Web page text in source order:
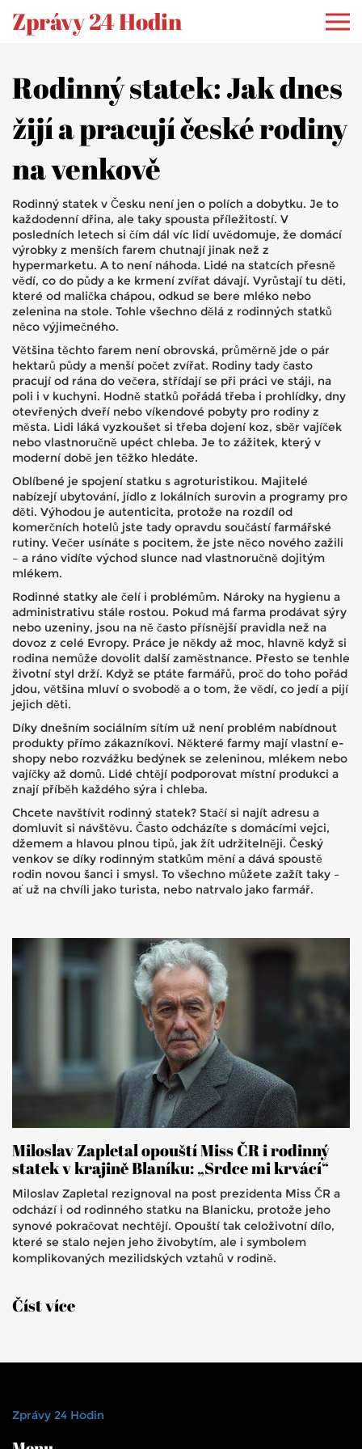
Zprávy 24 Hodin
Rodinný statek: Jak dnes
žijí a pracují české rodiny
na venkově
Rodinný statek v Česku není jen o polích a dobytku. Je to
každodenní dřina, ale taky spousta příležitostí. V
posledních letech si čím dál víc lidí uvědomuje, že domácí
výrobky z menších farem chutnají jinak než z
hypermarketu. A to není náhoda. Lidé na statcích přesně
vědí, co do půdy a ke krmení zvířat dávají. Vyrůstají tu děti,
které od malička chápou, odkud se bere mléko nebo
zelenina na stole. Tohle všechno dělá z rodinných statků
něco výjimečného.
Většina těchto farem není obrovská, průměrně jde o pár
hektarů půdy a menší počet zvířat. Rodiny tady často
pracují od rána do večera, střídají se při práci ve stáji, na
poli i v kuchyni. Hodně statků pořádá třeba i prohlídky, dny
otevřených dveří nebo víkendové pobyty pro rodiny z
města. Lidi láká vyzkoušet si třeba dojení koz, sběr vajíček
nebo vlastnoručně upéct chleba. Je to zážitek, který v
moderní době jen těžko hledáte.
Oblíbené je spojení statku s agroturistikou. Majitelé
nabízejí ubytování, jídlo z lokálních surovin a programy pro
děti. Výhodou je autenticita, protože na rozdíl od
komerčních hotelů jste tady opravdu součástí farmářské
rutiny. Večer usínáte s pocitem, že jste něco nového zažili
– a ráno vidíte východ slunce nad vlastnoručně dojitým
mlékem.
Rodinné statky ale čelí i problémům. Nároky na hygienu a
administrativu stále rostou. Pokud má farma prodávat sýry
nebo uzeniny, jsou na ně často přísnější pravidla než na
dovoz z celé Evropy. Práce je někdy až moc, hlavně když si
rodina nemůže dovolit další zaměstnance. Přesto se tenhle
životní styl drží. Když se ptáte farmářů, proč do toho pořád
jdou, většina mluví o svobodě a o tom, že vědí, co jedí a pijí
jejich děti.
Díky dnešním sociálním sítím už není problém nabídnout
produkty přímo zákazníkovi. Některé farmy mají vlastní e-
shopy nebo rozvážku bedýnek se zeleninou, mlékem nebo
vajíčky až domů. Lidé chtějí podporovat místní produkci a
znají příběh každého sýra i chleba.
Chcete navštívit rodinný statek? Stačí si najít adresu a
domluvit si návštěvu. Často odcházíte s domácími vejci,
džemem a hlavou plnou tipů, jak žít udržitelněji. Český
venkov se díky rodinným statkům mění a dává spoustě
rodin novou šanci i smysl. To všechno můžete zažít taky –
ať už na chvíli jako turista, nebo natrvalo jako farmář.
Miloslav Zapletal opouští Miss ČR i rodinný
statek v krajině Blaníku: „Srdce mi krvácí“
Miloslav Zapletal rezignoval na post prezidenta Miss ČR a
odchází i od rodinného statku na Blanicku, protože jeho
synové pokračovat nechtějí. Opouští tak celoživotní dílo,
které se stalo nejen jeho živobytím, ale i symbolem
komplikovaných mezilidských vztahů v rodině.
Číst více
Zprávy 24 Hodin